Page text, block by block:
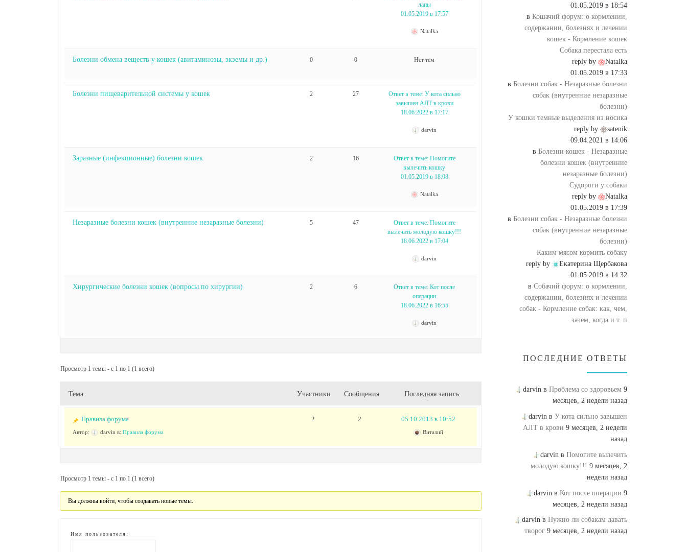
лапы
01.05.2019 в 17:57
Natalka
Болезни обмена веществ у кошек (авитаминозы, экземы и др.) 0 0 Нет тем
Болезни пищеварительной системы у кошек 2 27
Ответ в теме: У кота сильно
завышен АЛТ в крови
18.06.2022 в 17:17
darvin
Заразные (инфекционные) болезни кошек 2 16
Ответ в теме: Помогите
вылечить кошку
01.05.2019 в 18:08
Natalka
Незаразные болезни кошек (внутренние незаразные болезни) 5 47
Ответ в теме: Помогите
вылечить молодую кошку!!!
18.06.2022 в 17:04
darvin
Хирургические болезни кошек (вопросы по хирургии) 2 6
Ответ в теме: Кот после
операции
18.06.2022 в 16:55
darvin
Просмотр 1 темы - с 1 по 1 (1 всего)
Тема Участники Сообщения Последняя запись
Правила форума
Автор: darvin в: Правила форума
2 2 05.10.2013 в 10:52
Виталий
Просмотр 1 темы - с 1 по 1 (1 всего)
Вы должны войти, чтобы создавать новые темы.
Имя пользователя:
01.05.2019 в 18:54
в Кошачий форум: о кормлении,
содержании, болезнях и лечении
кошек - Кормление кошек
Собака перестала есть
reply by
Natalka
01.05.2019 в 17:33
в Болезни собак - Незаразные болезни
собак (внутренние незаразные
болезни)
У кошки темные выделения из носика
reply by
satenik
09.04.2021 в 14:06
в Болезни кошек - Незаразные
болезни кошек (внутренние
незаразные болезни)
Судороги у собаки
reply by
Natalka
01.05.2019 в 17:39
в Болезни собак - Незаразные болезни
собак (внутренние незаразные
болезни)
Каким мясом кормить собаку
reply by
Екатерина Щербакова
01.05.2019 в 14:32
в Собачий форум: о кормлении,
содержании, болезнях и лечении
собак - Кормление собак: как, чем,
зачем, когда и т. п
ПОСЛЕДНИЕ ОТВЕТЫ
darvin в Проблема со здоровьем 9
месяцев, 2 недели назад
darvin в У кота сильно завышен
АЛТ в крови 9 месяцев, 2 недели
назад
darvin в Помогите вылечить
молодую кошку!!! 9 месяцев, 2
недели назад
darvin в Кот после операции 9
месяцев, 2 недели назад
darvin в Нужно ли собакам давать
творог 9 месяцев, 2 недели назад